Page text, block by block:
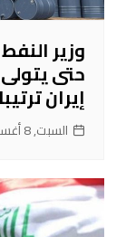
وزير
حتى
إيران
السبت, 8 أغسطس 2026, 15:54